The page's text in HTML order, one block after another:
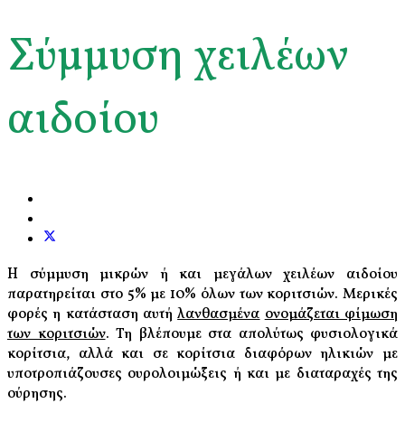
Σύμμυση χειλέων
αιδοίου
H σύμμυση μικρών ή και μεγάλων χειλέων αιδοίου
παρατηρείται στο 5% με 10% όλων των κοριτσιών. Μερικές
φορές η κατάσταση αυτήλανθασμένα ονομάζεται φίμωση
των κοριτσιών. Τη βλέπουμε στα απολύτως φυσιολογικά
κορίτσια, αλλά και σε κορίτσια διαφόρων ηλικιών με
υποτροπιάζουσες ουρολοιμώξεις ή και με διαταραχές της
ούρησης.